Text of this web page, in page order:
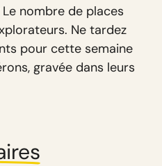
nombre de places
Ne tardez
pour cette semaine
gravée dans leurs